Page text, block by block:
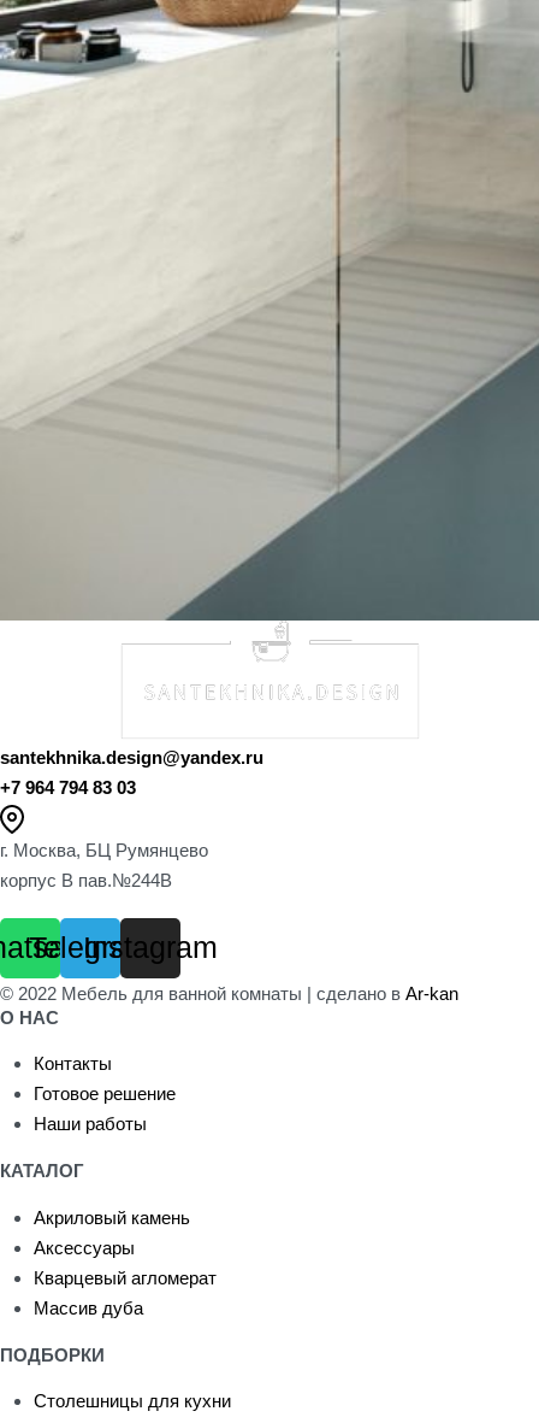
santekhnika.design@yandex.ru
+7 964 794 83 03
г. Москва, БЦ Румянцево
корпус B пав.№244B
Telegram
Instagram
© 2022 Мебель для ванной комнаты | сделано в Ar-kan
О НАС
Контакты
Готовое решение
Наши работы
КАТАЛОГ
Акриловый камень
Аксессуары
Кварцевый агломерат
Массив дуба
ПОДБОРКИ
Столешницы для кухни